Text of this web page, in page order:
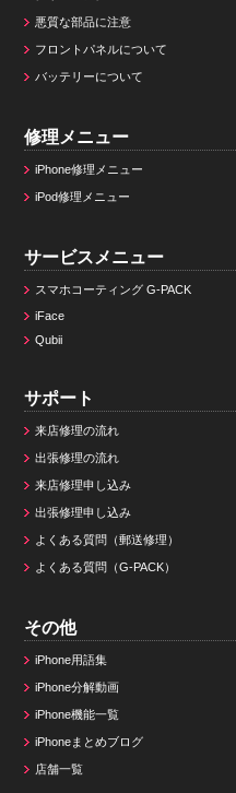
悪質な部品に注意
フロントパネルについて
バッテリーについて
修理メニュー
iPhone修理メニュー
iPod修理メニュー
サービスメニュー
スマホコーティング G-PACK
iFace
Qubii
サポート
来店修理の流れ
出張修理の流れ
来店修理申し込み
出張修理申し込み
よくある質問（郵送修理）
よくある質問（G-PACK）
その他
iPhone用語集
iPhone分解動画
iPhone機能一覧
iPhoneまとめブログ
店舗一覧